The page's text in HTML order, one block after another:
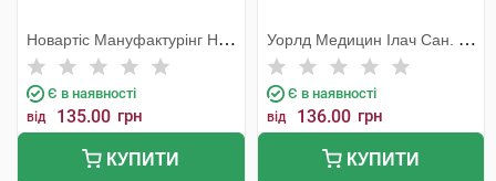
Новартіс Мануфактурінг НВ,
Бельгія
Є в наявності
від 135.00 грн
КУПИТИ
Уорлд Медицин Ілач Сан. Ве
Тідж
Є в наявності
від 136.00 грн
КУПИТИ